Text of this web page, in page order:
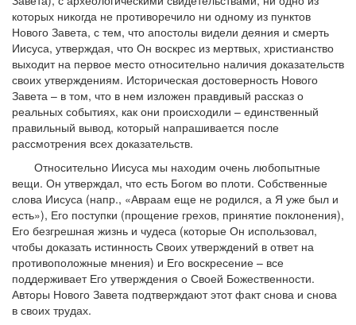
которых никогда не противоречило ни одному из пунктов
Нового Завета, с тем, что апостолы видели деяния и смерть
Иисуса, утверждая, что Он воскрес из мертвых, христианство
выходит на первое место относительно наличия доказательств
своих утверждениям. Историческая достоверность Нового
Завета – в том, что в нем изложен правдивый рассказ о
реальных событиях, как они происходили – единственный
правильный вывод, который напрашивается после
рассмотрения всех доказательств.
Относительно Иисуса мы находим очень любопытные
вещи. Он утверждал, что есть Богом во плоти. Собственные
слова Иисуса (напр., «Авраам еще не родился, а Я уже был и
есть»), Его поступки (прощение грехов, принятие поклонения),
Его безгрешная жизнь и чудеса (которые Он использовал,
чтобы доказать истинность Своих утверждений в ответ на
противоположные мнения) и Его воскресение – все
поддерживает Его утверждения о Своей Божественности.
Авторы Нового Завета подтверждают этот факт снова и снова
в своих трудах.